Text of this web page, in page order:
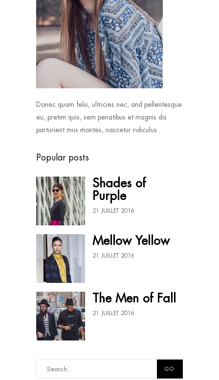
Donec quam felis, ultricies nec, and pellentesque
eu, pretim quis, sem penatibus et magnis dis
parturient mus montes, nascetur ridiculus
Popular posts
Shades of
Purple
21 JUILLET 2016
Mellow Yellow
21 JUILLET 2016
The Men of Fall
21 JUILLET 2016
GO